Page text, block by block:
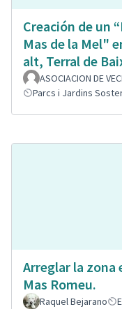
Creación de un
Mas de la Mel"
alt, Terral de
ASOCIACION DE
Parcs i Jardins
Arreglar la
Mas Romeu.
Raquel Bejarano